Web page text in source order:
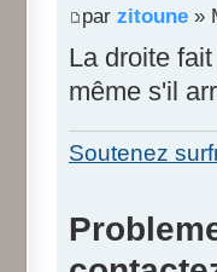
par zitoune »
La droite
même s'il
Soutenez